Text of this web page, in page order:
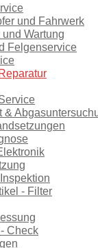
und Fahrwerk
Wartung
Felgenservice
&
- Filter
Check